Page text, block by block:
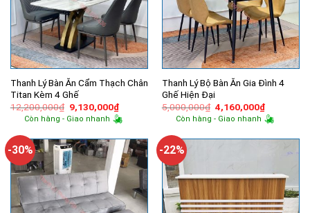
Thanh Lý Bàn Ăn Cẩm Thạch Chân
Titan Kèm 4 Ghế
12,200,000₫ Giá
gốc
là:
9,130,000₫Giá
hiện
tại
9,130,000₫.
Còn hàng - Giao nhanh
Thanh Lý Bộ Bàn Ăn Gia Đình 4
Ghế Hiện Đại
5,000,000₫ Giá
gốc
là:
4,160,000₫Giá
hiện
tại
Còn hàng - Giao nhanh
-30% -22%